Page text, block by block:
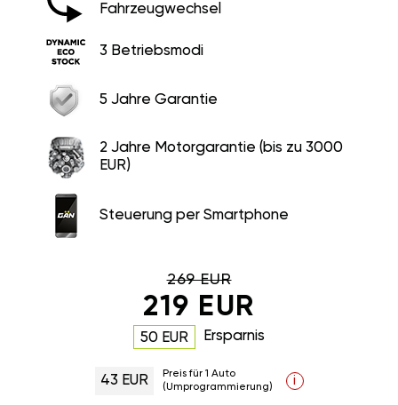
Fahrzeugwechsel
3 Betriebsmodi
5 Jahre Garantie
2 Jahre Motorgarantie (bis zu 3000
EUR)
Steuerung per Smartphone
269 EUR
219 EUR
50 EUR Ersparnis
43 EUR
Preis für 1 Auto
(Umprogrammierung)
i